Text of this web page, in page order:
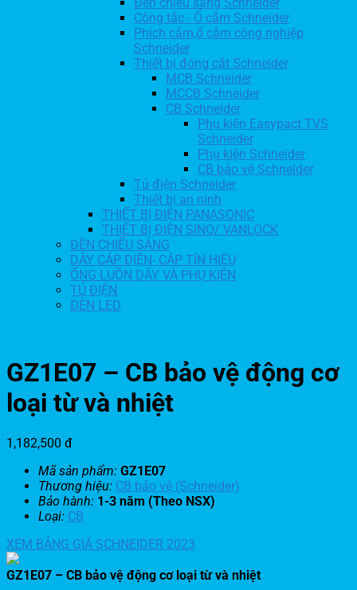
Công tắc - Ổ cắm Schneider
Phích cắm,ổ cắm công nghiệp
Schneider
Thiết bị đóng cắt Schneider
MCB Schneider
MCCB Schneider
CB Schneider
Phụ kiện Easypact TVS
Schneider
Phụ kiện Schneider
CB bảo vệ Schneider
Tủ điện Schneider
Thiết bị an ninh
THIẾT BỊ ĐIỆN PANASONIC
THIẾT BỊ ĐIỆN SINO/ VANLOCK
ĐÈN CHIẾU SÁNG
DÂY CÁP ĐIỆN- CÁP TÍN HIỆU
ỐNG LUỒN DÂY VÀ PHỤ KIỆN
TỦ ĐIỆN
ĐÈN LED
GZ1E07 – CB bảo vệ động cơ
loại từ và nhiệt
1,182,500 đ
Mã sản phẩm: GZ1E07
Thương hiệu: CB bảo vệ (Schneider)
Bảo hành: 1-3 năm (Theo NSX)
Loại: CB
XEM BẢNG GIÁ SCHNEIDER 2023
GZ1E07 – CB bảo vệ động cơ loại từ và nhiệt